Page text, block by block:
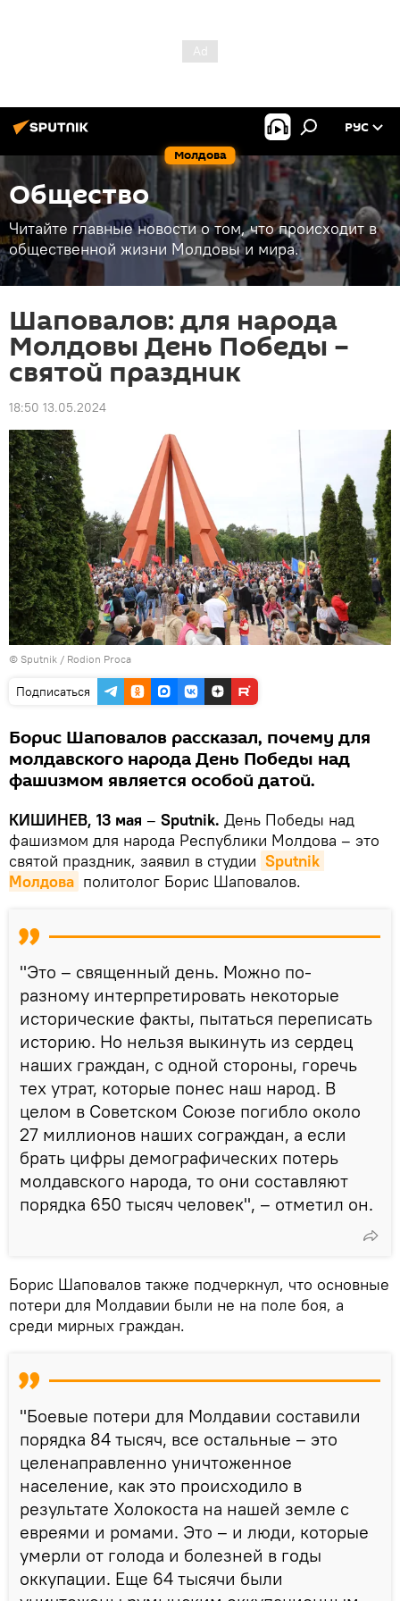
Молдова
РУС
Общество
Читайте главные новости о том, что происходит в
общественной жизни Молдовы и мира.
Шаповалов: для народа
Молдовы День Победы –
святой праздник
18:50 13.05.2024
© Sputnik / Rodion Proca
Подписаться
Борис Шаповалов рассказал, почему для
молдавского народа День Победы над
фашизмом является особой датой.
КИШИНЕВ, 13 мая – Sputnik. День Победы над
фашизмом для народа Республики Молдова – это
святой праздник, заявил в студии Sputnik
Молдова политолог Борис Шаповалов.
"Это – священный день. Можно по-
разному интерпретировать некоторые
исторические факты, пытаться переписать
историю. Но нельзя выкинуть из сердец
наших граждан, с одной стороны, горечь
тех утрат, которые понес наш народ. В
целом в Советском Союзе погибло около
27 миллионов наших сограждан, а если
брать цифры демографических потерь
молдавского народа, то они составляют
порядка 650 тысяч человек", – отметил он.
Борис Шаповалов также подчеркнул, что основные
потери для Молдавии были не на поле боя, а
среди мирных граждан.
"Боевые потери для Молдавии составили
порядка 84 тысяч, все остальные – это
целенаправленно уничтоженное
население, как это происходило в
результате Холокоста на нашей земле с
евреями и ромами. Это – и люди, которые
умерли от голода и болезней в годы
оккупации. Еще 64 тысячи были